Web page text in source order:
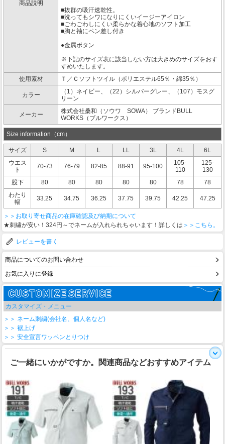
商品説明
■抜群の吸汗速乾性。
■洗ってもシワになりにくいイージーアイロン
■ごわごわしにくい柔らかな着心地のソフト加工
■胸と袖にペン差し付き
●金属ボタン
※下記のサイズ表に該当しない方は大きめのサイズをおす
すめいたします。
使用素材
Ｔ／Ｃソフトツイル（ポリエステル65％・綿35％）
カラー
（1）ネイビー、（22）シルバーグレー、（107）モスグ
リーン
メーカー
株式会社桑和（ソウワ SOWA） ブランドBULL
WORKS（ブルワークス）
Size information（cm）
サイズ S M L LL 3L 4L
6L
ウエス
ト
70-73 76-79 82-85 88-91 95-100
105-
110
125-
130
股下
80 80 80 80 80 78
78
わたり
幅
33.25 34.75 36.25 37.75 39.75 42.25 47.25
＞＞お取り寄せ商品の在庫確認及び納期について
★刺繍が安い！324円～でネームが入れられちゃいます！詳しくは ＞＞こちら。
レビューを書く
商品についてのお問い合わせ
お気に入りに登録
カスタマイズ・メニュー
＞＞ ネーム刺繍(会社名、個人名など)
＞＞ 裾上げ
＞＞ 安全宣言ワッペンとりつけ
ご一緒にいかがですか。関連商品などおすすめアイテム